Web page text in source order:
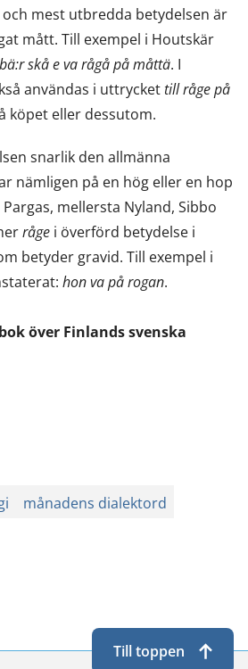
mest utbredda betydelsen är
mått. Till exempel i Houtskär
skå e va rågå på måttä. I
användas i uttryckettill råge på
köpet eller dessutom.
snarlik den allmänna
nämligen på en hög eller en hop
Pargas, mellersta Nyland, Sibbo
råge i överförd betydelse i
betyder gravid. Till exempel i
hon va på rogan.
över Finlands svenska
månadens dialektord
Till toppen